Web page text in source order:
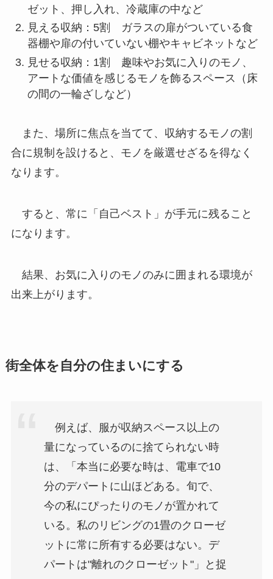
ゼット、押し入れ、冷蔵庫の中など
見える収納：5割 ガラスの扉がついている食
器棚や扉の付いていない棚やキャビネットなど
見せる収納：1割 趣味やお気に入りのモノ、
アートな価値を感じるモノを飾るスペース（床
の間の一輪ざしなど）
また、場所に焦点を当てて、収納するモノの割
合に規制を設けると、モノを厳選せざるを得なく
なります。
すると、常に「自己ベスト」が手元に残ること
になります。
結果、お気に入りのモノのみに囲まれる環境が
出来上がります。
街全体を自分の住まいにする
例えば、服が収納スペース以上の
量になっているのに捨てられない時
は、「本当に必要な時は、電車で10
分のデパートに山ほどある。旬で、
今の私にぴったりのモノが置かれて
いる。私のリビングの1畳のクローゼ
ットに常に所有する必要はない。デ
パートは"離れのクローゼット"」と捉